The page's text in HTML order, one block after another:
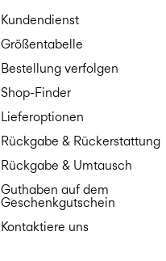
Kundendienst
Größentabelle
Bestellung verfolgen
Shop-Finder
Lieferoptionen
Rückgabe & Rückerstattung
Rückgabe & Umtausch
Guthaben auf dem
Geschenkgutschein
Kontaktiere uns